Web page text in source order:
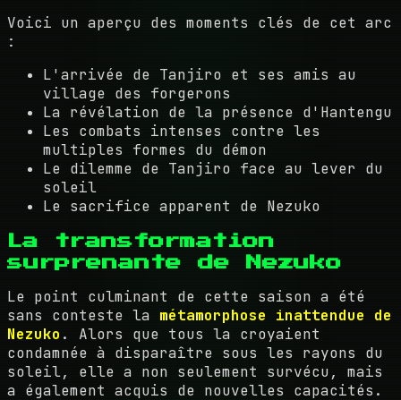
Voici un aperçu des moments clés de cet arc
:
L'arrivée de Tanjiro et ses amis au
village des forgerons
La révélation de la présence d'Hantengu
Les combats intenses contre les
multiples formes du démon
Le dilemme de Tanjiro face au lever du
soleil
Le sacrifice apparent de Nezuko
La transformation
surprenante de Nezuko
Le point culminant de cette saison a été
sans conteste la métamorphose inattendue de
Nezuko . Alors que tous la croyaient
condamnée à disparaître sous les rayons du
soleil, elle a non seulement survécu, mais
a également acquis de nouvelles capacités.